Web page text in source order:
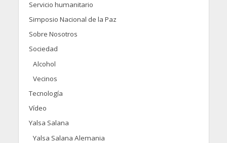
Servicio humanitario
Simposio Nacional de la Paz
Sobre Nosotros
Sociedad
Alcohol
Vecinos
Tecnología
Vídeo
Yalsa Salana
Yalsa Salana Alemania